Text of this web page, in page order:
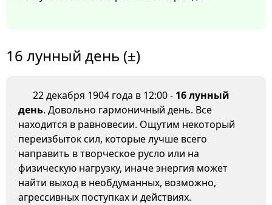
16 лунный день (±)
22 декабря 1904 года в 12:00 - 16 лунный
день. Довольно гармоничный день. Все
находится в равновесии. Ощутим некоторый
переизбыток сил, которые лучше всего
направить в творческое русло или на
физическую нагрузку, иначе энергия может
найти выход в необдуманных, возможно,
агрессивных поступках и действиях.